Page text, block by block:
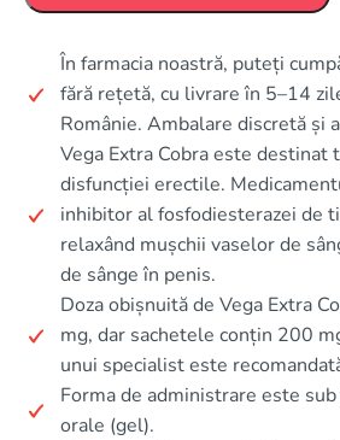
În farmacia noastră, puteți
fără rețetă, cu livrare în 5–14
Românie. Ambalare discretă și
Vega Extra Cobra este destinat
disfuncției erectile.
inhibitor al fosfodiesterazei de
relaxând mușchii vaselor de
de sânge în penis.
Doza obișnuită de Vega Extra
mg, dar sachetele conțin 200
unui specialist este
Forma de administrare este
orale (gel).